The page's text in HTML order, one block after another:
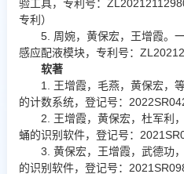
验工具，专利号：
专利）
5. 周婉，黄保宏，王增霞。
感应配液模块，专利号：
软著
1. 王增霞，毛燕，黄保宏，
的计数系统，登记号：
2. 王增霞，黄保宏，杜军利
蛹的识别软件，登记号：
3. 黄保宏，王增霞，武德功
的识别软件，登记号：